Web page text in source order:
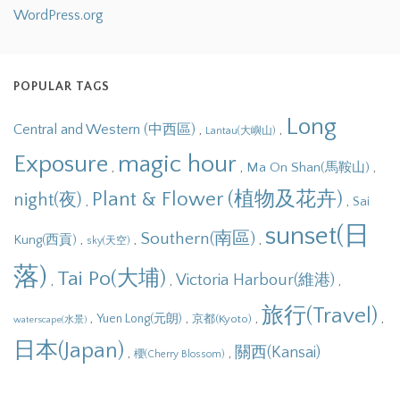
WordPress.org
POPULAR TAGS
Central and Western (中西區) , Lantau(大嶼山) , Long
Exposure , magic hour , Ma On Shan(馬鞍山) ,
night(夜) , Plant & Flower (植物及花卉) , Sai
Kung(西貢) , sky(天空) , Southern(南區) , sunset(日
落) , Tai Po(大埔) , Victoria Harbour(維港) ,
waterscape(水景) , Yuen Long(元朗) , 京都(Kyoto) , 旅行(Travel) ,
日本(Japan) , 櫻(Cherry Blossom) , 關西(Kansai)